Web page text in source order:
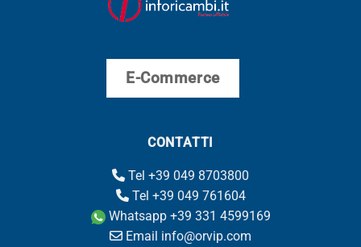
E-Commerce
CONTATTI
Tel +39 049 8703800
Tel +39 049 761604
Whatsapp +39 331 4599169
Email info@orvip.com